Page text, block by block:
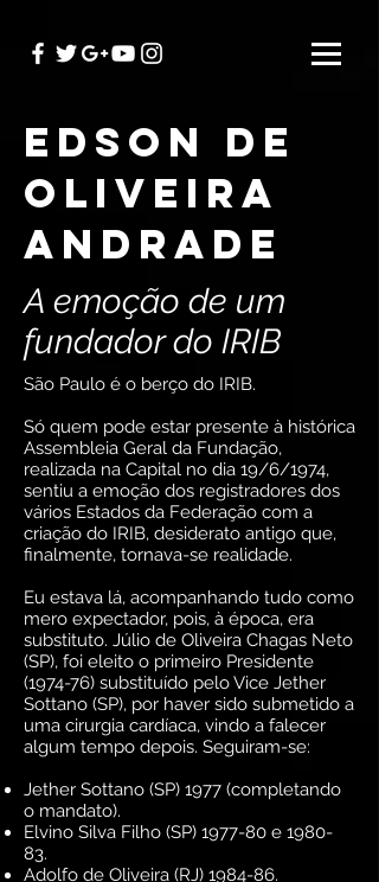
edson de
oliveira
andrade
São Paulo é o berço do IRIB.
Só quem pode estar presente à histórica
Assembleia Geral da Fundação,
realizada na Capital no dia 19/6/1974,
sentiu a emoção dos registradores dos
vários Estados da Federação com a
criação do IRIB, desiderato antigo que,
finalmente, tornava-se realidade.
Eu estava lá, acompanhando tudo como
mero expectador, pois, à época, era
substituto. Júlio de Oliveira Chagas Neto
(SP), foi eleito o primeiro Presidente
(1974-76) substituído pelo Vice Jether
Sottano (SP), por haver sido submetido a
uma cirurgia cardíaca, vindo a falecer
algum tempo depois. Seguiram-se:
Jether Sottano (SP) 1977 (completando
o mandato).
Elvino Silva Filho (SP) 1977-80 e 1980-
83.
Adolfo de Oliveira (RJ) 1984-86.
A emoção de um
fundador do IRIB